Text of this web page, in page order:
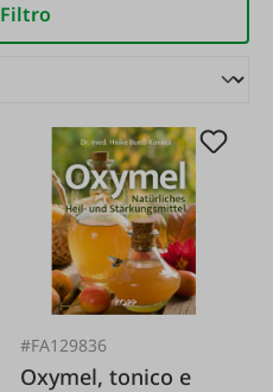
Filtro
#FA129836
Oxymel, tonico e